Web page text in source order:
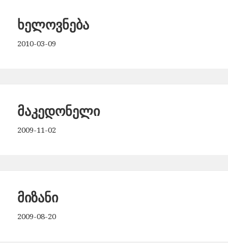
ხელოვნება
2010-03-09
მაკედონელი
2009-11-02
მიზანი
2009-08-20